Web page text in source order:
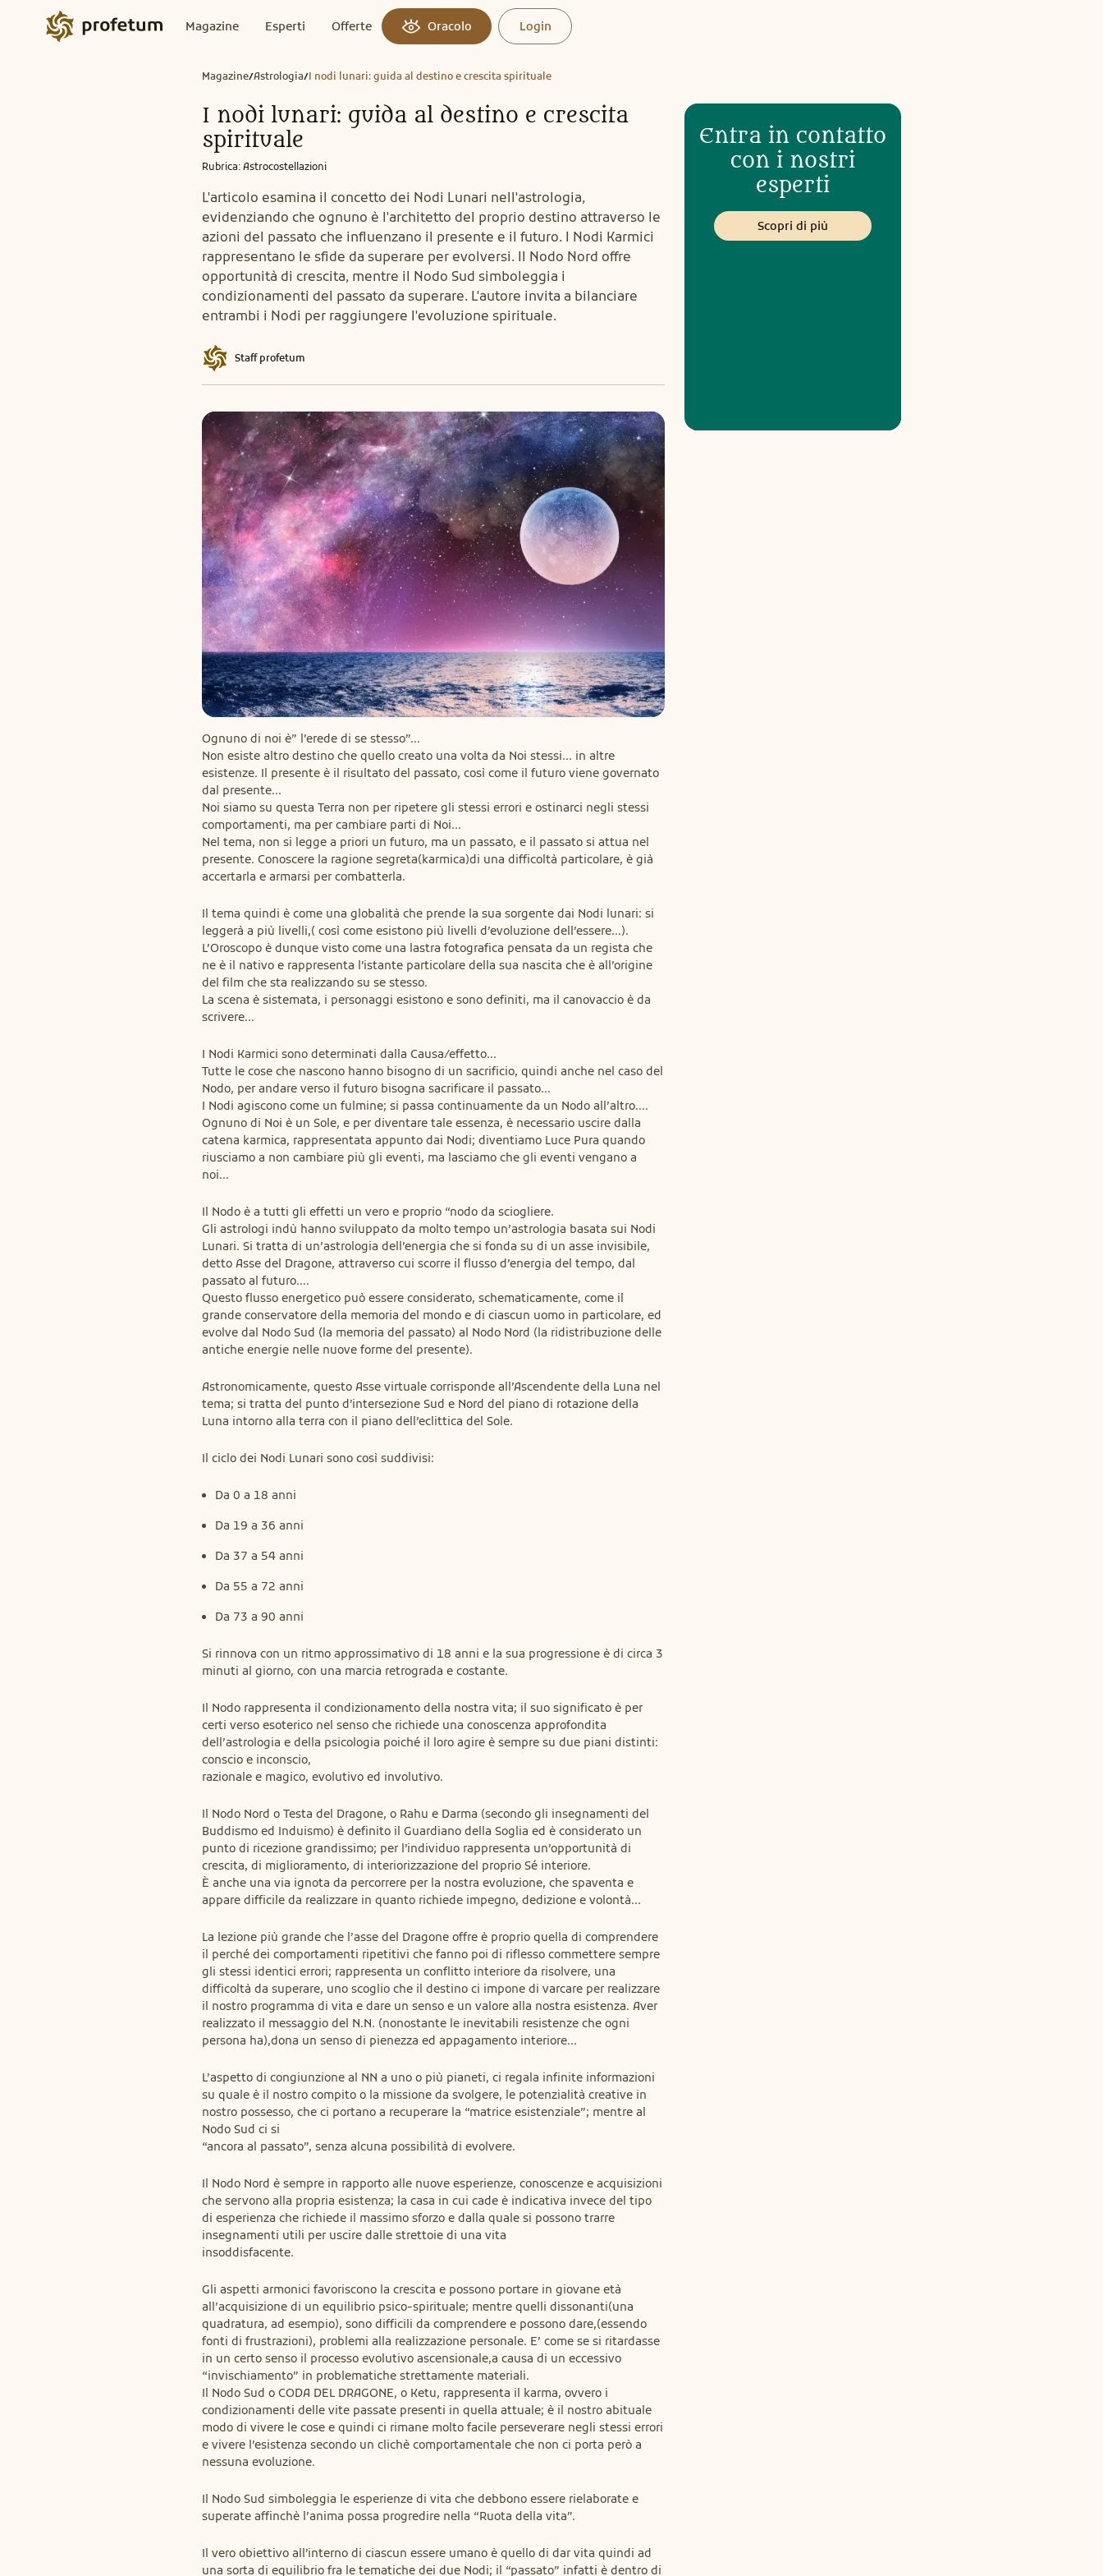
Magazine Esperti Offerte Oracolo Login
Magazine/Astrologia/I nodi lunari: guida al destino e crescita spirituale
I nodi lunari: guida al destino e crescita
spirituale
Rubrica: Astrocostellazioni
L'articolo esamina il concetto dei Nodi Lunari nell'astrologia,
evidenziando che ognuno è l'architetto del proprio destino attraverso le
azioni del passato che influenzano il presente e il futuro. I Nodi Karmici
rappresentano le sfide da superare per evolversi. Il Nodo Nord offre
opportunità di crescita, mentre il Nodo Sud simboleggia i
condizionamenti del passato da superare. L'autore invita a bilanciare
entrambi i Nodi per raggiungere l'evoluzione spirituale.
Staff profetum
Ognuno di noi è” l’erede di se stesso”...
Non esiste altro destino che quello creato una volta da Noi stessi... in altre
esistenze. Il presente è il risultato del passato, così come il futuro viene governato
dal presente...
Noi siamo su questa Terra non per ripetere gli stessi errori e ostinarci negli stessi
comportamenti, ma per cambiare parti di Noi...
Nel tema, non si legge a priori un futuro, ma un passato, e il passato si attua nel
presente. Conoscere la ragione segreta(karmica)di una difficoltà particolare, è già
accertarla e armarsi per combatterla.
Il tema quindi è come una globalità che prende la sua sorgente dai Nodi lunari: si
leggerà a più livelli,( così come esistono più livelli d’evoluzione dell’essere...).
L’Oroscopo è dunque visto come una lastra fotografica pensata da un regista che
ne è il nativo e rappresenta l’istante particolare della sua nascita che è all’origine
del film che sta realizzando su se stesso.
La scena è sistemata, i personaggi esistono e sono definiti, ma il canovaccio è da
scrivere...
I Nodi Karmici sono determinati dalla Causa/effetto...
Tutte le cose che nascono hanno bisogno di un sacrificio, quindi anche nel caso del
Nodo, per andare verso il futuro bisogna sacrificare il passato...
I Nodi agiscono come un fulmine; si passa continuamente da un Nodo all’altro….
Ognuno di Noi è un Sole, e per diventare tale essenza, è necessario uscire dalla
catena karmica, rappresentata appunto dai Nodi; diventiamo Luce Pura quando
riusciamo a non cambiare più gli eventi, ma lasciamo che gli eventi vengano a
noi...
Il Nodo è a tutti gli effetti un vero e proprio “nodo da sciogliere.
Gli astrologi indù hanno sviluppato da molto tempo un’astrologia basata sui Nodi
Lunari. Si tratta di un’astrologia dell’energia che si fonda su di un asse invisibile,
detto Asse del Dragone, attraverso cui scorre il flusso d’energia del tempo, dal
passato al futuro….
Questo flusso energetico può essere considerato, schematicamente, come il
grande conservatore della memoria del mondo e di ciascun uomo in particolare, ed
evolve dal Nodo Sud (la memoria del passato) al Nodo Nord (la ridistribuzione delle
antiche energie nelle nuove forme del presente).
Astronomicamente, questo Asse virtuale corrisponde all’Ascendente della Luna nel
tema; si tratta del punto d’intersezione Sud e Nord del piano di rotazione della
Luna intorno alla terra con il piano dell’eclittica del Sole.
Il ciclo dei Nodi Lunari sono così suddivisi:
Da 0 a 18 anni
Da 19 a 36 anni
Da 37 a 54 anni
Da 55 a 72 anni
Da 73 a 90 anni
Si rinnova con un ritmo approssimativo di 18 anni e la sua progressione è di circa 3
minuti al giorno, con una marcia retrograda e costante.
Il Nodo rappresenta il condizionamento della nostra vita; il suo significato è per
certi verso esoterico nel senso che richiede una conoscenza approfondita
dell’astrologia e della psicologia poiché il loro agire è sempre su due piani distinti:
conscio e inconscio,
razionale e magico, evolutivo ed involutivo.
Il Nodo Nord o Testa del Dragone, o Rahu e Darma (secondo gli insegnamenti del
Buddismo ed Induismo) è definito il Guardiano della Soglia ed è considerato un
punto di ricezione grandissimo; per l’individuo rappresenta un’opportunità di
crescita, di miglioramento, di interiorizzazione del proprio Sé interiore.
È anche una via ignota da percorrere per la nostra evoluzione, che spaventa e
appare difficile da realizzare in quanto richiede impegno, dedizione e volontà...
La lezione più grande che l’asse del Dragone offre è proprio quella di comprendere
il perché dei comportamenti ripetitivi che fanno poi di riflesso commettere sempre
gli stessi identici errori; rappresenta un conflitto interiore da risolvere, una
difficoltà da superare, uno scoglio che il destino ci impone di varcare per realizzare
il nostro programma di vita e dare un senso e un valore alla nostra esistenza. Aver
realizzato il messaggio del N.N. (nonostante le inevitabili resistenze che ogni
persona ha),dona un senso di pienezza ed appagamento interiore...
L’aspetto di congiunzione al NN a uno o più pianeti, ci regala infinite informazioni
su quale è il nostro compito o la missione da svolgere, le potenzialità creative in
nostro possesso, che ci portano a recuperare la “matrice esistenziale”; mentre al
Nodo Sud ci si
“ancora al passato”, senza alcuna possibilità di evolvere.
Il Nodo Nord è sempre in rapporto alle nuove esperienze, conoscenze e acquisizioni
che servono alla propria esistenza; la casa in cui cade è indicativa invece del tipo
di esperienza che richiede il massimo sforzo e dalla quale si possono trarre
insegnamenti utili per uscire dalle strettoie di una vita
insoddisfacente.
Gli aspetti armonici favoriscono la crescita e possono portare in giovane età
all’acquisizione di un equilibrio psico-spirituale; mentre quelli dissonanti(una
quadratura, ad esempio), sono difficili da comprendere e possono dare,(essendo
fonti di frustrazioni), problemi alla realizzazione personale. E’ come se si ritardasse
in un certo senso il processo evolutivo ascensionale,a causa di un eccessivo
“invischiamento” in problematiche strettamente materiali.
Il Nodo Sud o CODA DEL DRAGONE, o Ketu, rappresenta il karma, ovvero i
condizionamenti delle vite passate presenti in quella attuale; è il nostro abituale
modo di vivere le cose e quindi ci rimane molto facile perseverare negli stessi errori
e vivere l’esistenza secondo un clichè comportamentale che non ci porta però a
nessuna evoluzione.
Il Nodo Sud simboleggia le esperienze di vita che debbono essere rielaborate e
superate affinchè l’anima possa progredire nella “Ruota della vita”.
Il vero obiettivo all’interno di ciascun essere umano è quello di dar vita quindi ad
una sorta di equilibrio fra le tematiche dei due Nodi; il “passato” infatti è dentro di
Entra in contatto
con i nostri
esperti
Scopri di più